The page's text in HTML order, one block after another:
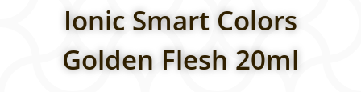
Ionic Smart Colors
Golden Flesh 20ml